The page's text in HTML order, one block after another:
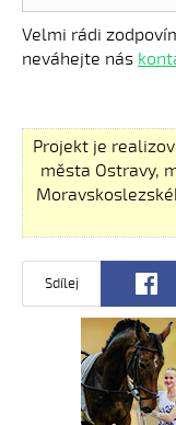
Velmi rádi
neváhejte nás
Projekt je
města Ostravy,
Sdílej